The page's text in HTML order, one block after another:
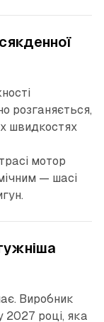
розганяється,
швидкостях
мотор
— шасі
Виробник
2027 році, яка